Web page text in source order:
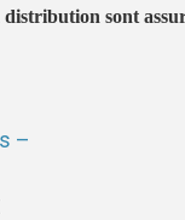
sont
–